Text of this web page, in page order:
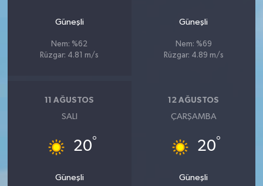
Güneşli
Nem: %62
Rüzgar: 4.81 m/s
Güneşli
Nem: %69
Rüzgar: 4.89 m/s
11 AĞUSTOS
SALI
20°
Güneşli
12 AĞUSTOS
ÇARŞAMBA
20°
Güneşli